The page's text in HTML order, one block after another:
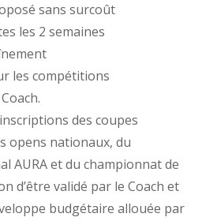
sans surcoût
les 2 semaines
les compétitions
des coupes
opens nationaux, du
AURA et du championnat de
d’être validé par le Coach et
budgétaire allouée par